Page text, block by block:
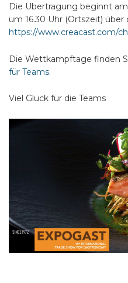
Die Übertragung beginnt
um 16.30 Uhr (Ortszeit)
https://www.creacast.com/
Die Wettkampftage finden
für Teams.
Viel Glück für die Teams